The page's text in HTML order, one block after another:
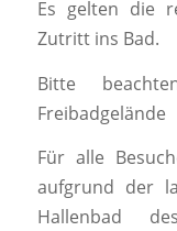
Es gelten die
Zutritt ins Bad.
Bitte
Freibadgelände
Für alle
aufgrund der
Hallenbad